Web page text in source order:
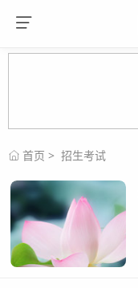
首页 > 招生考试